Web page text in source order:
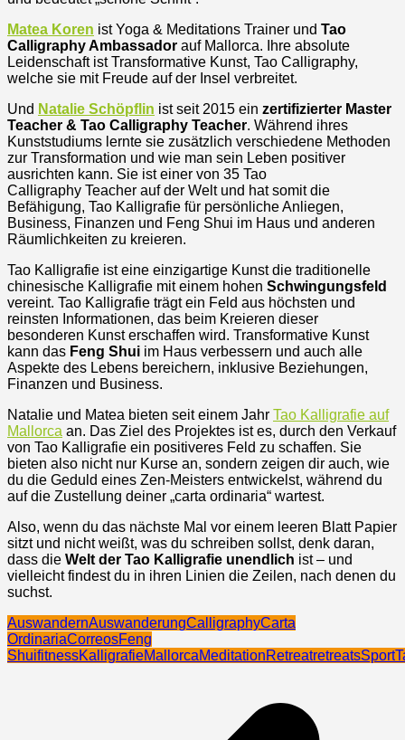
Matea Koren ist Yoga & Meditations Trainer und Tao
Calligraphy Ambassador auf Mallorca. Ihre absolute
Leidenschaft ist Transformative Kunst, Tao Calligraphy,
welche sie mit Freude auf der Insel verbreitet.
Und Natalie Schöpflin ist seit 2015 ein zertifizierter Master
Teacher & Tao Calligraphy Teacher. Während ihres
Kunststudiums lernte sie zusätzlich verschiedene Methoden
zur Transformation und wie man sein Leben positiver
ausrichten kann. Sie ist einer von 35 Tao
Calligraphy Teacher auf der Welt und hat somit die
Befähigung, Tao Kalligrafie für persönliche Anliegen,
Business, Finanzen und Feng Shui im Haus und anderen
Räumlichkeiten zu kreieren.
Tao Kalligrafie ist eine einzigartige Kunst die traditionelle
chinesische Kalligrafie mit einem hohen Schwingungsfeld
vereint. Tao Kalligrafie trägt ein Feld aus höchsten und
reinsten Informationen, das beim Kreieren dieser
besonderen Kunst erschaffen wird. Transformative Kunst
kann das Feng Shui im Haus verbessern und auch alle
Aspekte des Lebens bereichern, inklusive Beziehungen,
Finanzen und Business.
Natalie und Matea bieten seit einem Jahr Tao Kalligrafie auf
Mallorca an. Das Ziel des Projektes ist es, durch den Verkauf
von Tao Kalligrafie ein positiveres Feld zu schaffen. Sie
bieten also nicht nur Kurse an, sondern zeigen dir auch, wie
du die Geduld eines Zen-Meisters entwickelst, während du
auf die Zustellung deiner „carta ordinaria“ wartest.
Also, wenn du das nächste Mal vor einem leeren Blatt Papier
sitzt und nicht weißt, was du schreiben sollst, denk daran,
dass die Welt der Tao Kalligrafie unendlich ist – und
vielleicht findest du in ihren Linien die Zeilen, nach denen du
suchst.
AuswandernAuswanderungCalligraphyCarta
OrdinariaCorreosFeng
ShuifitnessKalligrafieMallorcaMeditationRetreatretreatsSport